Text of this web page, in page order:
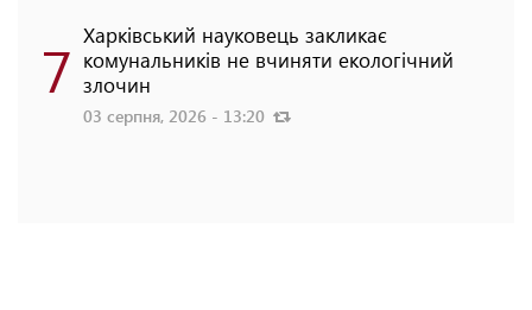
7 Харківський науковець закликає
комунальників не вчиняти екологічний
злочин
03 серпня, 2026 - 13:20